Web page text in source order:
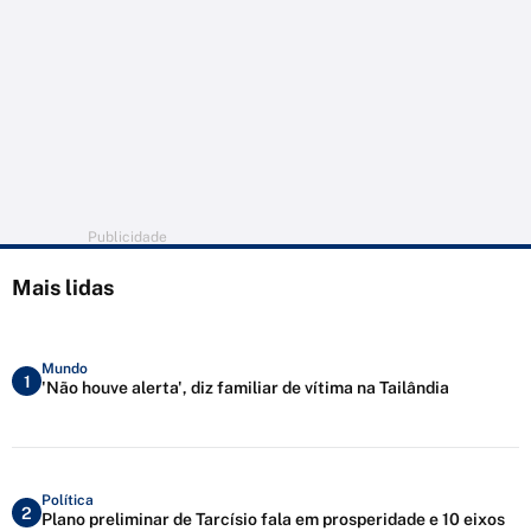
Publicidade
Mais lidas
1
Mundo
'Não houve alerta', diz familiar de vítima na Tailândia
2
Política
Plano preliminar de Tarcísio fala em prosperidade e 10 eixos